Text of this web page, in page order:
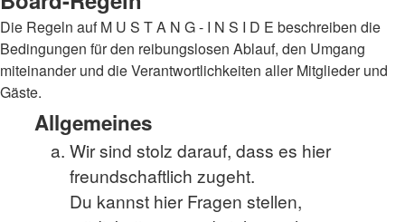
Die Regeln auf M U S T A N G - I N S I D E beschreiben die
Bedingungen für den reibungslosen Ablauf, den Umgang
miteinander und die Verantwortlichkeiten aller Mitglieder und
Gäste.
Allgemeines
Wir sind stolz darauf, dass es hier
freundschaftlich zugeht.
Du kannst hier Fragen stellen,